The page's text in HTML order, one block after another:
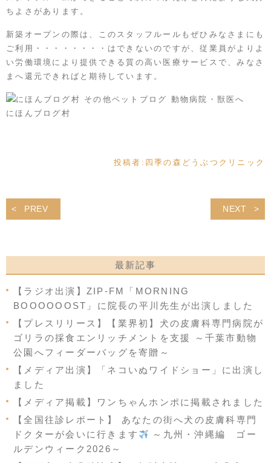
ちよさがあります。
新築オープンの際は、このスタッフルールもぜひみなさまにも
ご利用・・・・・・・・はできないのですが、従業員がよりよ
い労働環境により提供できる質の高い医療サービスで、みなさ
まへ還元できればと期待しています。
にほんブログ村
投稿者: 四季の森どうぶつクリニック
PREV NEXT
最新記事
【ラジオ出演】ZIP-FM「MORNING
BOOOOOOST」に院長の平川先生が出演しました
【プレスリリース】【業界初】犬の皮膚科専門病院が
ゴリラの採食エンリッチメントを支援 ～千葉市動物
公園へフィーダーバッグを寄贈～
【メディア出演】「ネコいぬワイドショー」に出演し
ました
【メディア掲載】ワンちゃんホンポに掲載されました
【全国往診レポート】 あなたの街へ犬の皮膚科専門
ドクターが会いに行きます
～九州・沖縄編 ゴー
ルデンウィーク2026～